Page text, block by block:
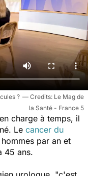
?
Le Mag de
la Santé - France 5
charge à temps, il
Le cancer du
par an et
45 ans.